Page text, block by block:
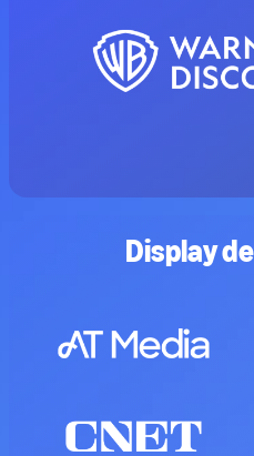
Display